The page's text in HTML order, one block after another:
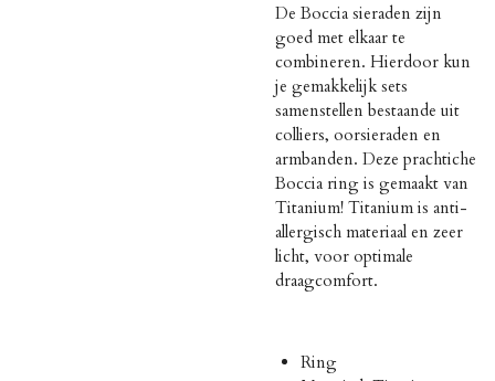
De Boccia sieraden zijn
goed met elkaar te
combineren. Hierdoor kun
je gemakkelijk sets
samenstellen bestaande uit
colliers, oorsieraden en
armbanden. Deze prachtiche
Boccia ring is gemaakt van
Titanium! Titanium is anti-
allergisch materiaal en zeer
licht, voor optimale
draagcomfort.
Ring